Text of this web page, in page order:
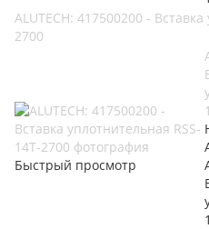
ALUTECH: 417500200 -
2700
Быстрый просмотр